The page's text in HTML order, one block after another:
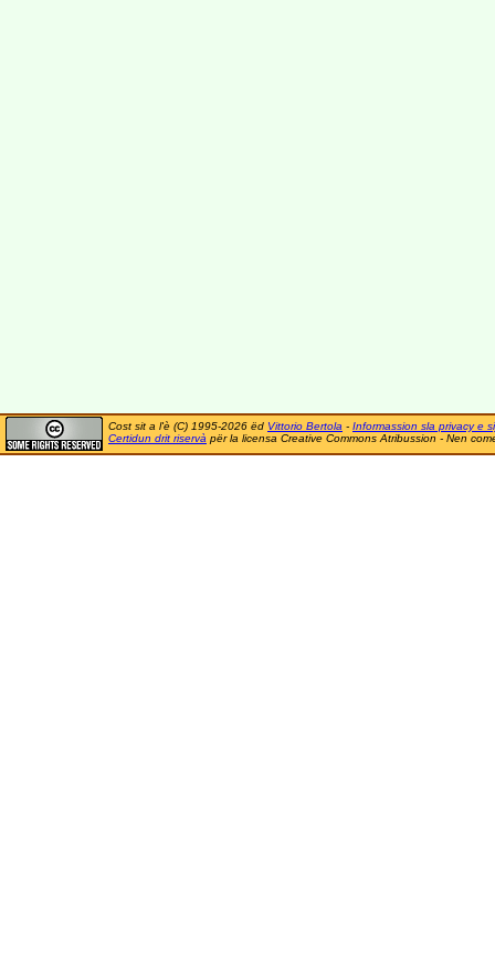
Cost sit a l'è (C) 1995-2026 ëd Vittorio Bertola - Informassion sla privacy e
Certidun drit riservà për la licensa Creative Commons Atribussion - Nen